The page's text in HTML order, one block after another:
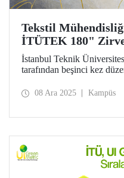
Tekstil
İTÜTEK 180"
İstanbul Teknik
tarafından beşinci kez
Erbakan Yerleşkesi Orhan
08 Ara 2025 Kampüs